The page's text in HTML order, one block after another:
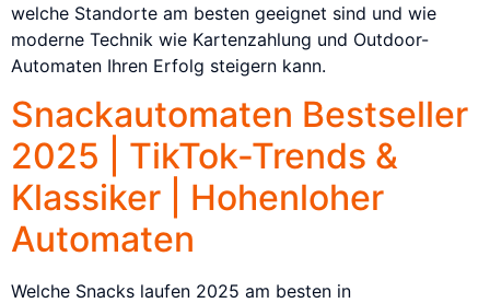
welche Standorte am besten geeignet sind und wie
moderne Technik wie Kartenzahlung und Outdoor-
Automaten Ihren Erfolg steigern kann.
Snackautomaten Bestseller
2025 | TikTok-Trends &
Klassiker | Hohenloher
Automaten
Welche Snacks laufen 2025 am besten in